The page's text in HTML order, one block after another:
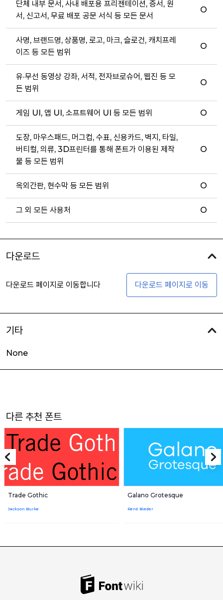
단체 내부 문서, 사내 배포용 프리젠테이션, 증서, 원
서, 신고서, 무료 배포 공문 서식 등 모든 문서
O
사명, 브랜드명, 상품명, 로고, 마크, 슬로건, 캐치프레
이즈 등 모든 범위
O
유·무선 동영상 강좌, 서적, 전자브로슈어, 웹진 등 모
든 범위
O
게임 UI, 앱 UI, 소프트웨어 UI 등 모든 범위 O
도장, 마우스패드, 머그컵, 수표, 신용카드, 벽지, 타일,
버티컬, 의류, 3D프린터를 통해 폰트가 이용된 제작
물 등 모든 범위
O
옥외간판, 현수막 등 모든 범위 O
그 외 모든 사용처 O
다운로드
다운로드 페이지로 이동합니다 다운로드 페이지로 이동
기타
None
다른 추천 폰트
Trade Gothic
Jackson Burke
Galano Grotesque
René Bieder